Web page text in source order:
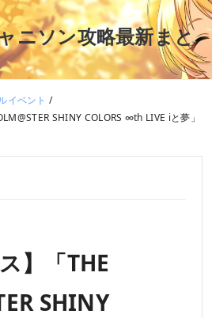
ニソン攻略最新まと
イベント /
SHINY COLORS ∞th LIVE iと夢」
】「THE
SHINY